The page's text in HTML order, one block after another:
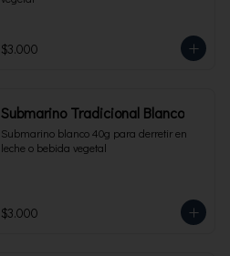
$3.000
Submarino Tradicional Blanco
Submarino blanco 40g para derretir en
leche o bebida vegetal
$3.000